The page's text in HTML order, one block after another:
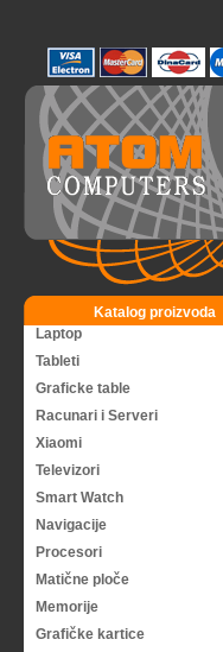
Katalog proizvoda
Laptop
Tableti
Graficke table
Racunari i Serveri
Xiaomi
Televizori
Smart Watch
Navigacije
Procesori
Matične ploče
Memorije
Grafičke kartice